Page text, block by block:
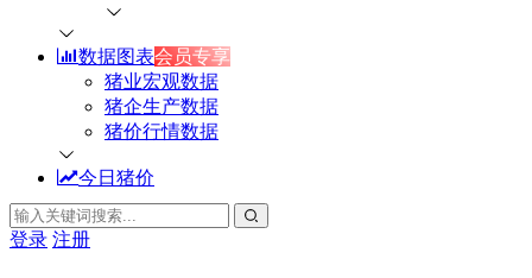
数据图表会员专享
猪业宏观数据
猪企生产数据
猪价行情数据
今日猪价
登录 注册